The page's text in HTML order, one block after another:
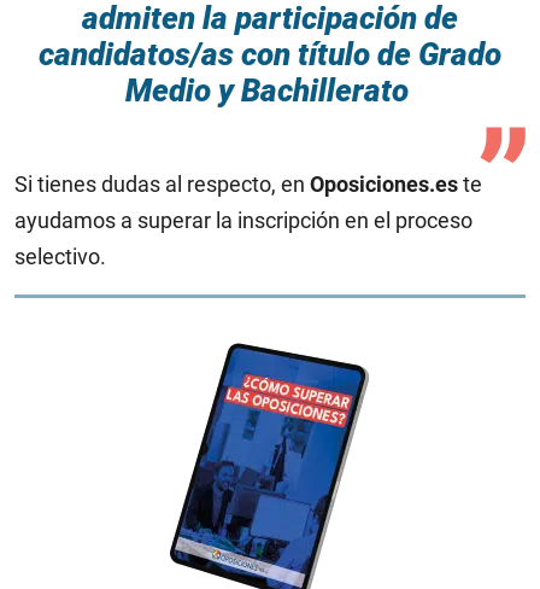
admiten la participación de
candidatos/as con título de Grado
Medio y Bachillerato
Si tienes dudas al respecto, en Oposiciones.este
ayudamos a superar la inscripción en el proceso
selectivo.